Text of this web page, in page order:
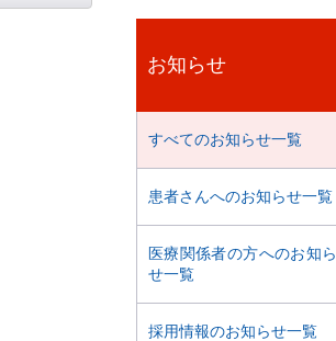
お知らせ
すべてのお知らせ一覧
患者さんへのお知らせ一覧
医療関係者の方へのお知ら
せ一覧
採用情報のお知らせ一覧